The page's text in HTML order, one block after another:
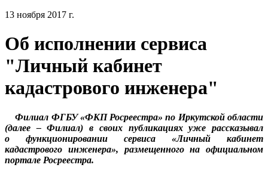
13 ноября 2017 г.
Об исполнении сервиса
"Личный кабинет
кадастрового инженера"
Филиал ФГБУ «ФКП Росреестра» по Иркутской области
(далее – Филиал) в своих публикациях уже рассказывал
о функционировании сервиса «Личный кабинет
кадастрового инженера», размещенного на официальном
портале Росреестра.